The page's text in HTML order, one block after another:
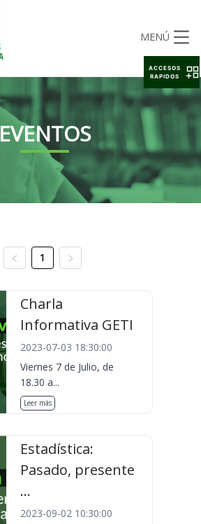
MENÚ
EVENTOS
1
Charla
Informativa GETI
2023-07-03 18:30:00
Viernes 7 de Julio, de
18.30 a...
Leer más
Estadística:
Pasado, presente
...
2023-09-02 10:30:00
ACCESOS
RAPIDOS